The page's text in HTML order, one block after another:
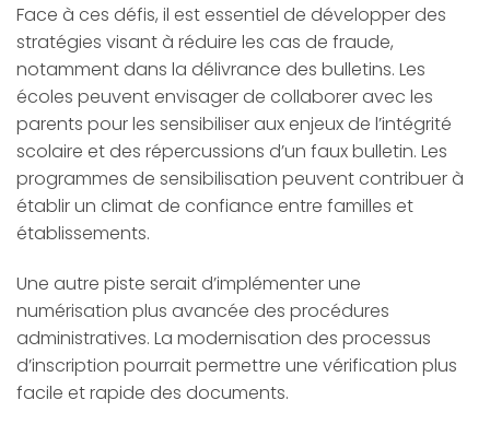
Face à ces défis, il est essentiel de développer des
stratégies visant à réduire les cas de fraude,
notamment dans la délivrance des bulletins. Les
écoles peuvent envisager de collaborer avec les
parents pour les sensibiliser aux enjeux de l’intégrité
scolaire et des répercussions d’un faux bulletin. Les
programmes de sensibilisation peuvent contribuer à
établir un climat de confiance entre familles et
établissements.
Une autre piste serait d’implémenter une
numérisation plus avancée des procédures
administratives. La modernisation des processus
d’inscription pourrait permettre une vérification plus
facile et rapide des documents.